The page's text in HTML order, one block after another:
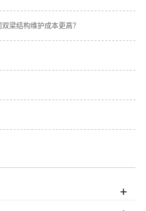
梁结构维护成本更高？
+